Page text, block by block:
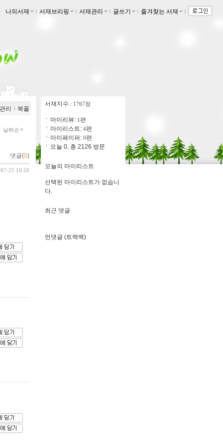
나의서재 ｌ 서재브리핑 ｌ 서재관리 ｌ 글쓰기 ｌ 즐겨찾는 서재 ｌ
리 ｌ 북플
날짜순
댓글(0)
25 10:26
서재지수 : 1767점
마이리뷰: 1편
마이리스트: 4편
마이페이퍼: 0편
오늘 0, 총 2126 방문
오늘의 마이리스트
선택된 마이리스트가 없습니
다.
최근 댓글
먼댓글 (트랙백)